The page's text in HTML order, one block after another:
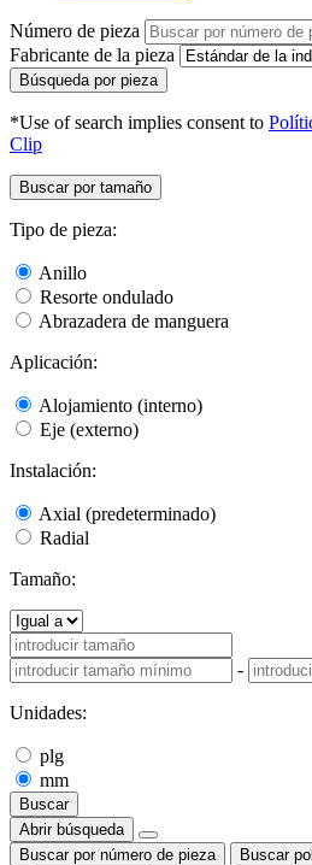
Número de pieza
Fabricante de la pieza
Búsqueda por pieza
*Use of search implies consent to
Clip
Buscar por tamaño
Tipo de pieza:
Anillo
Resorte ondulado
Abrazadera de manguera
Aplicación:
Alojamiento (interno)
Eje (externo)
Instalación:
Axial (predeterminado)
Radial
Tamaño:
-
Unidades:
plg
mm
Buscar
Abrir búsqueda
Buscar por número de pieza
Buscar